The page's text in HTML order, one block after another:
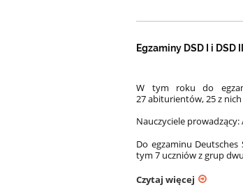
Egzaminy DSD I i DSD II
W tym roku do
27 abiturientów, 25 z
Nauczyciele
Do egzaminu
tym 7 uczniów z grup
Czytaj więcej